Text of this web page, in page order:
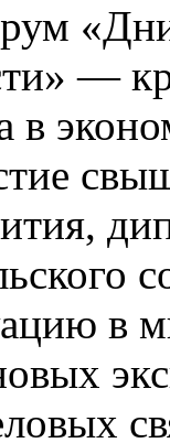
―
в
в